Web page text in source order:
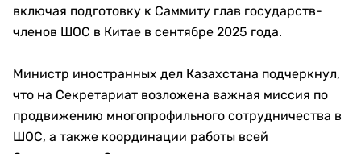
включая подготовку к Саммиту глав государств-
членов ШОС в Китае в сентябре 2025 года.
Министр иностранных дел Казахстана подчеркнул,
что на Секретариат возложена важная миссия по
продвижению многопрофильного сотрудничества в
ШОС, а также координации работы всей